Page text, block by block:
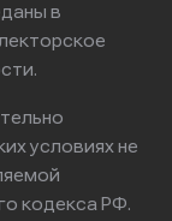
в
условиях не
кодекса РФ.